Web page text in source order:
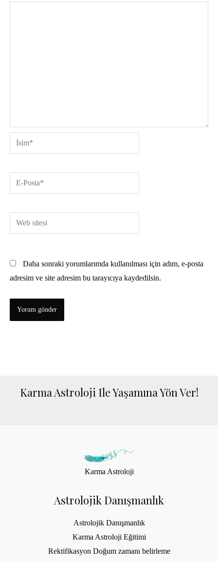
İsim*
E-
Posta*
Web
sitesi
Daha sonraki yorumlarımda kullanılması için adım, e-posta
adresim ve site adresim bu tarayıcıya kaydedilsin.
Karma Astroloji Ile Yaşamına Yön Ver!
Karma Astroloji
Astrolojik Danışmanlık
Astrolojik Danışmanlık
Karma Astroloji Eğitimi
Rektifikasyon Doğum zamanı belirleme